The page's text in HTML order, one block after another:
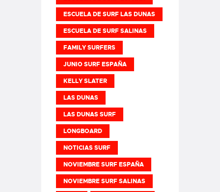
ESCUELA DE SURF LAS DUNAS
ESCUELA DE SURF SALINAS
FAMILY SURFERS
JUNIO SURF ESPAÑA
KELLY SLATER
LAS DUNAS
LAS DUNAS SURF
LONGBOARD
NOTICIAS SURF
NOVIEMBRE SURF ESPAÑA
NOVIEMBRE SURF SALINAS